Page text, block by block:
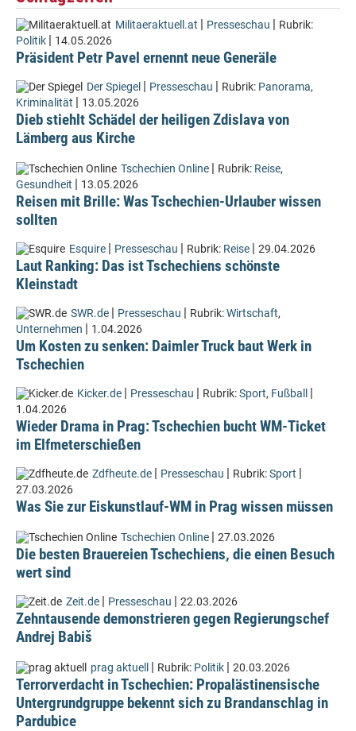
Militaeraktuell.at | Presseschau | Rubrik:
Politik | 14.05.2026
Präsident Petr Pavel ernennt neue Generäle
Der Spiegel | Presseschau | Rubrik: Panorama,
Kriminalität | 13.05.2026
Dieb stiehlt Schädel der heiligen Zdislava von
Lämberg aus Kirche
Tschechien Online | Rubrik: Reise,
Gesundheit | 13.05.2026
Reisen mit Brille: Was Tschechien-Urlauber wissen
sollten
Esquire | Presseschau | Rubrik: Reise | 29.04.2026
Laut Ranking: Das ist Tschechiens schönste
Kleinstadt
SWR.de | Presseschau | Rubrik:Wirtschaft,
Unternehmen | 1.04.2026
Um Kosten zu senken: Daimler Truck baut Werk in
Tschechien
Kicker.de | Presseschau | Rubrik:Sport, Fußball |
1.04.2026
Wieder Drama in Prag: Tschechien bucht WM-Ticket
im Elfmeterschießen
Zdfheute.de | Presseschau | Rubrik:Sport |
27.03.2026
Was Sie zur Eiskunstlauf-WM in Prag wissen müssen
Tschechien Online | 27.03.2026
Die besten Brauereien Tschechiens, die einen Besuch
wert sind
Zeit.de | Presseschau | 22.03.2026
Zehntausende demonstrieren gegen Regierungschef
Andrej Babiš
prag aktuell | Rubrik: Politik | 20.03.2026
Terrorverdacht in Tschechien: Propalästinensische
Untergrundgruppe bekennt sich zu Brandanschlag in
Pardubice